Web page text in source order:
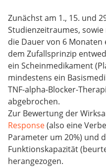
Zunächst am 1., 15. und
Studienzeitraumes,
die Dauer von 6
dem Zufallsprinzip
ein Scheinmedikament
mindestens ein
TNF-alpha-Blocker-
abgebrochen.
Zur Bewertung der
Response(also eine
Parameter um 20%) und
Funktionskapazität
herangezogen.